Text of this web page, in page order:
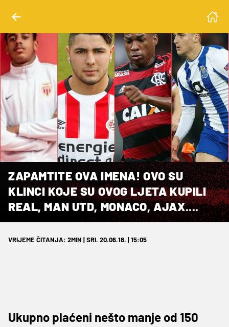
ZAPAMTITE OVA IMENA! OVO SU
KLINCI KOJE SU OVOG LJETA KUPILI
REAL, MAN UTD, MONACO, AJAX....
VRIJEME ČITANJA: 2MIN | SRI. 20.06.18. | 15:05
Ukupno plaćeni nešto manje od 150